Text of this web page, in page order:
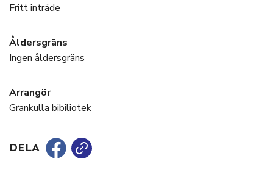
Fritt inträde
Åldersgräns
Ingen åldersgräns
Arrangör
Grankulla bibiliotek
DELA